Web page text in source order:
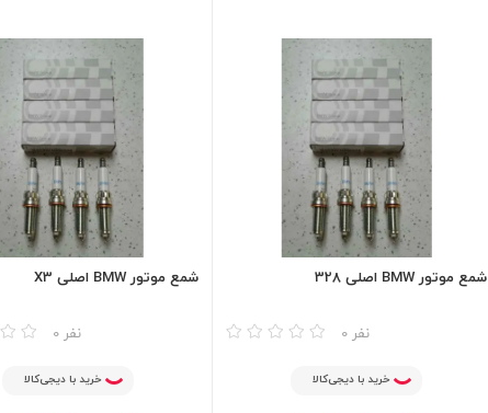
شمع موتور BMW اصلی 328
0 نفر
خرید با دیجی‌کالا
شمع موتور BMW اصلی X3
0 نفر
خرید با دیجی‌کالا